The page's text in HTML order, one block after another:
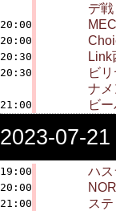
デ戦
20:00
20:00
20:30
20:30
ビ
ナメ
21:00 ビ
2023-07-21
19:00 ハス
20:00
21:00 ス